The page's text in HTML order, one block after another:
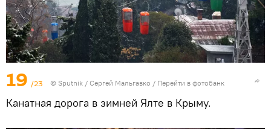
19 /23 © Sputnik / Сергей Мальгавко / Перейти в фотобанк
Канатная дорога в зимней Ялте в Крыму.